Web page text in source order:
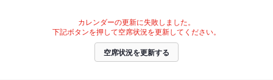
カレンダーの更新に失敗しました。
下記ボタンを押して空席状況を更新してください。
空席状況を更新する